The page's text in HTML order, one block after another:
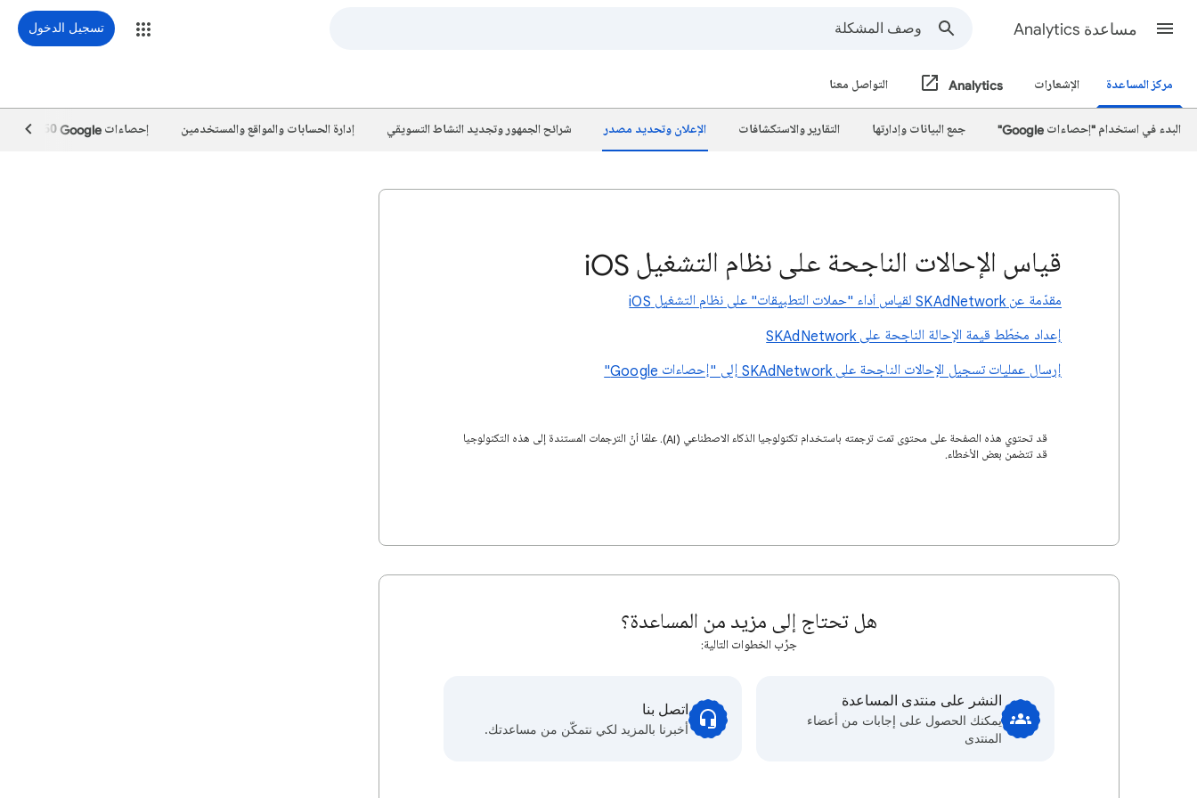
مساعدة Analytics تسجيل الدخول
مركز المساعدة الإشعارات Analytics التواصل معنا
البدء في استخدام "إحصاءات Google" جمع البيانات وإدارتها التقارير والاستكشافات الإعلان وتحديد مصدر شرائح الجمهور وتجديد النشاط التسويقي إدارة الحسابات والمواقع والمستخدمين إحصاءات Google‏ 360
قياس الإحالات الناجحة على نظام التشغيل iOS
مقدّمة عن SKAdNetwork لقياس أداء "حملات التطبيقات" على نظام التشغيل iOS
إعداد مخطّط قيمة الإحالة الناجحة على SKAdNetwork
إرسال عمليات تسجيل الإحالات الناجحة على SKAdNetwork إلى "إحصاءات Google"
قد تحتوي هذه الصفحة على محتوى تمت ترجمته باستخدام تكنولوجيا الذكاء الاصطناعي (AI). علمًا أنّ الترجمات المستندة إلى هذه التكنولوجيا
قد تتضمن بعض الأخطاء.
هل تحتاج إلى مزيد من المساعدة؟
جرِّب الخطوات التالية:
النشر على منتدى المساعدة
يمكنك الحصول على إجابات من أعضاء
المنتدى
اتصل بنا
أخبرنا بالمزيد لكي نتمكّن من مساعدتك.